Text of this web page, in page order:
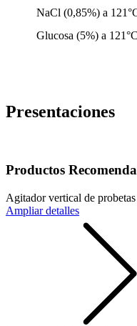
NaCl (0,85%) a
Glucosa (5%) a 121°C
Presentaciones
Productos
Agitador vertical de
Ampliar detalles